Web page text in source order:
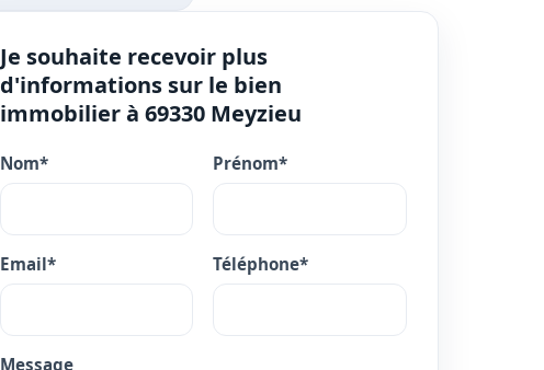
Je souhaite recevoir plus
d'informations sur le bien
immobilier à 69330 Meyzieu
Nom* Prénom*
Email* Téléphone*
Message